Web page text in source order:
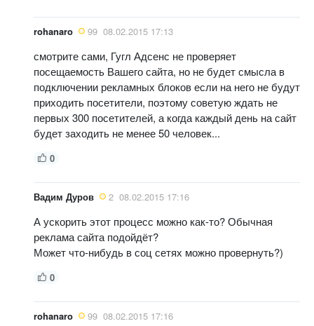
rohanaro 99 08.02.2015 17:13
смотрите сами, Гугл Адсенс не проверяет
посещаемость Вашего сайта, но не будет смысла в
подключении рекламных блоков если на него не будут
приходить посетители, поэтому советую ждать не
первых 300 посетителей, а когда каждый день на сайт
будет заходить не менее 50 человек...
0
Вадим Дуров 2 08.02.2015 17:16
А ускорить этот процесс можно как-то? Обычная
реклама сайта подойдёт?
Может что-нибудь в соц сетях можно провернуть?)
0
rohanaro 99 08.02.2015 17:16